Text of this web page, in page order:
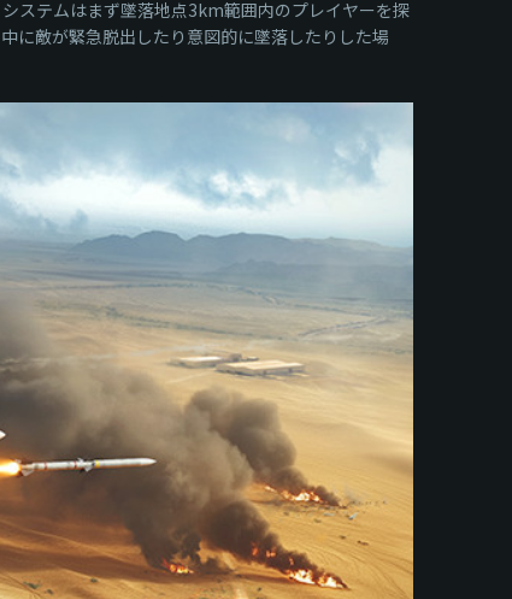
ステムはまず墜落地点3km範囲内のプレイヤーを探
に敵が緊急脱出したり意図的に墜落したりした場